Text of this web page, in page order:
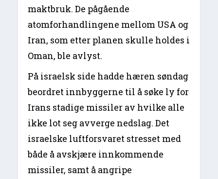
maktbruk. De pågående
atomforhandlingene mellom USA og
Iran, som etter planen skulle holdes i
Oman, ble avlyst.
På israelsk side hadde hæren søndag
beordret innbyggerne til å søke ly for
Irans stadige missiler av hvilke alle
ikke lot seg avverge nedslag. Det
israelske luftforsvaret stresset med
både å avskjære innkommende
missiler, samt å angripe